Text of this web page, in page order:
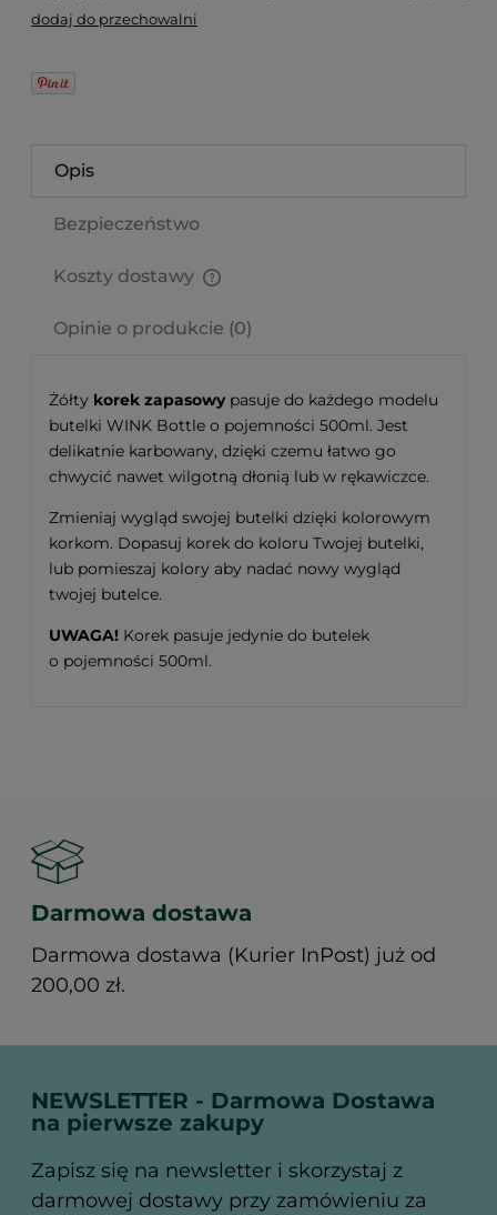
dodaj do przechowalni
Opis
Bezpieczeństwo
Koszty dostawy
Opinie o produkcie (0)
Żółty korek zapasowypasuje do każdego modelu
butelki WINK Bottle o pojemności 500ml. Jest
delikatnie karbowany, dzięki czemu łatwo go
chwycić nawet wilgotną dłonią lub w rękawiczce.
Zmieniaj wygląd swojej butelki dzięki kolorowym
korkom. Dopasuj korek do koloru Twojej butelki,
lub pomieszaj kolory aby nadać nowy wygląd
twojej butelce.
UWAGA! Korek pasuje jedynie do butelek
o pojemności 500ml.
Darmowa dostawa
Darmowa dostawa (Kurier InPost) już od
200,00 zł.
NEWSLETTER - Darmowa Dostawa
na pierwsze zakupy
Zapisz się na newsletter i skorzystaj z
darmowej dostawy przy zamówieniu za